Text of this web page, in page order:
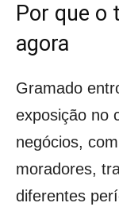
Por que o
agora
Gramado
exposição no
negócios,
moradores,
diferentes